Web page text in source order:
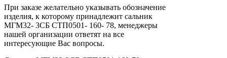
При заказе желательно указывать обозначение
изделия, к которому принадлежит сальник
МГМ32- 3СБ СТП0501- 160- 78, менеджеры
нашей организации ответят на все
интересующие Вас вопросы.